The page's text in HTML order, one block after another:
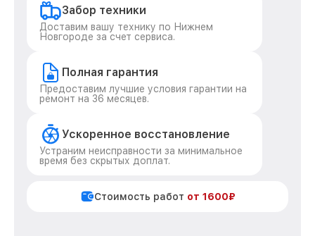
Забор техники
Доставим вашу технику по Нижнем
Новгороде за счет сервиса.
Полная гарантия
Предоставим лучшие условия гарантии на
ремонт на 36 месяцев.
Ускоренное восстановление
Устраним неисправности за минимальное
время без скрытых доплат.
Стоимость работ от 1600₽